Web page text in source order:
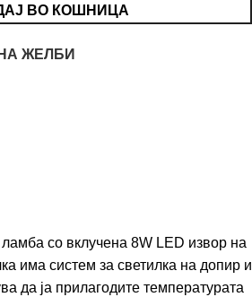
ВО КОШНИЦА
ЖЕЛБИ
со вклучена 8W LED извор на
има систем за светилка на допир и
да ја прилагодите температурата